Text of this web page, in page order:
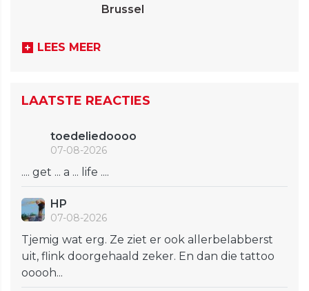
Brussel
LEES MEER
LAATSTE REACTIES
toedeliedoooo
07-08-2026
.... get ... a ... life ....
HP
07-08-2026
Tjemig wat erg. Ze ziet er ook allerbelabberst
uit, flink doorgehaald zeker. En dan die tattoo
ooooh...